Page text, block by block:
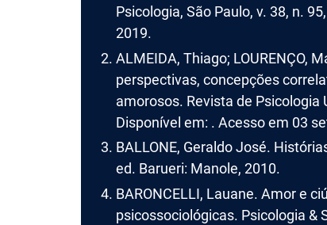
Psicologia, São Paulo, v. 38, n.
2019.
ALMEIDA, Thiago; LOURENÇO,
perspectivas, concepções
amorosos. Revista de Psicologia
Disponível em: . Acesso em 03
BALLONE, Geraldo José.
ed. Barueri: Manole, 2010.
BARONCELLI, Lauane. Amor e
psicossociológicas. Psicologia &